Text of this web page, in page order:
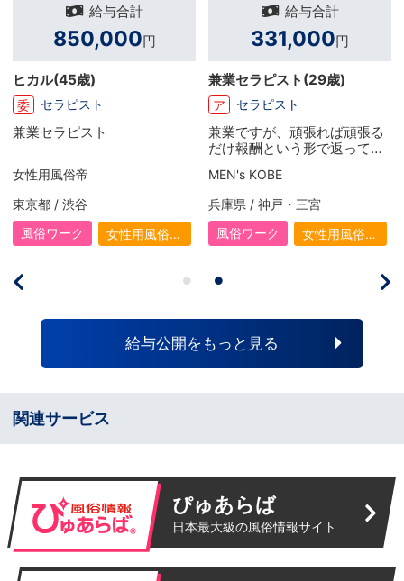
給与合計
331,000
兼業セラピスト
ア セラピスト
兼業ですが、頑張れば頑張る
だけ報酬という形で返ってく
るのでやりがいがあります。
まだ初めて数か月ですが、先
輩やスタッフさんからのサポ
ート・フォローもあり成長で
きている実感があります。も
っと高みを目指していこうと
MEN's KOBE
兵庫県 / 神戸・三宮
風俗ワーク
女性用風俗
給与合計
1,350円
YO(22歳)
委 送迎ドライバー
スターグループさんのドラ
バーは業務委託契約、 しか
グループさんと 違って基本
には女性の送迎業務のみ。
いてみると服装も自由、社
の方々もしっかりしており
前のグループとは比べ物に
（前はドライバーの扱いが
当にひどかった・・・） 時
を有効活用出来るこのお仕
は 本当におすすめですよ！
天空のマット 熊本店
熊本県 / 熊本市
風俗ワーク
風俗エステ
給与公開をもっと見る
関連サービス
ぴゅあらば
日本最大級の風俗情報サイト